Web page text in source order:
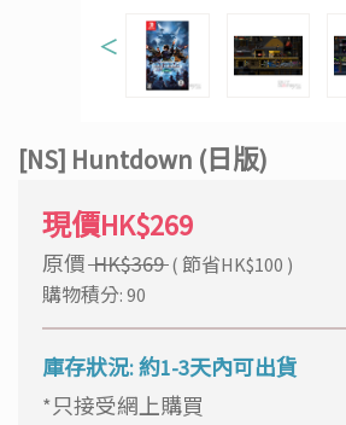
＜
[NS] Huntdown (日版)
現價HK$269
原價HK$369( 節省HK$100 )
購物積分: 90
庫存狀況: 約1-3天內可出貨
*只接受網上購買